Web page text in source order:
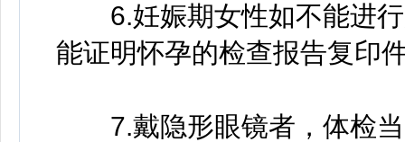
6.妊娠期女性如不能进行
能证明怀孕的检查报告复印
7.戴隐形眼镜者，体检当